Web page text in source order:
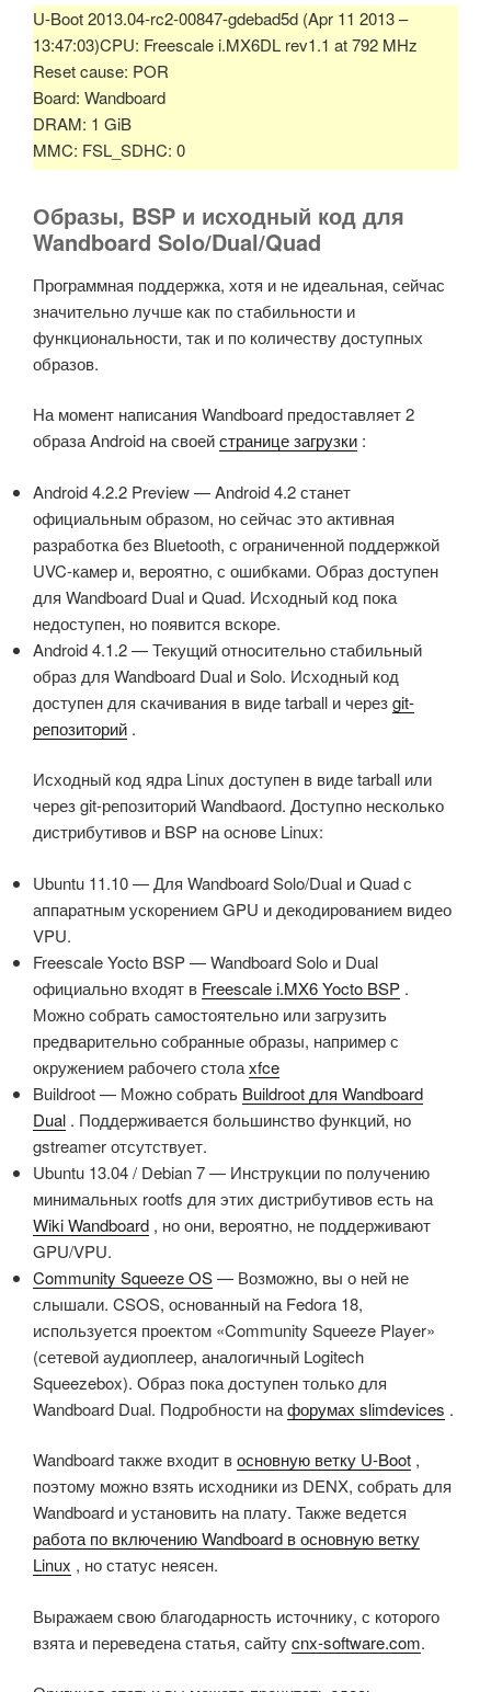
ipg per clock : 66000000Hz
uart clock : 80000000Hz
cspi clock : 60000000Hz
ahb clock : 132000000Hz
axi clock : 198000000Hz
emi_slow clock: 99000000Hz
ddr clock : 396000000Hz
usdhc2 clock : 198000000Hz
usdhc3 clock : 198000000Hz
usdhc4 clock : 198000000Hz
nfc clock : 24000000Hz
Board: i.MX6DL/Solo-WandBoard: unknown-board Board:
0x61011 [WDOG ]
Boot Device: SD
DRAM: 1 GB
MMC: FSL_USDHC: 0,FSL_USDHC: 1,FSL_USDHC: 2
environmentIn: serial
Out: serial
Err: serial
Gotr MAC = 00:1F:7B:B2:02:F4
Net: got MAC address from IIM: 00:1f:7b:b2:02:f4
FEC0 [PRIME]
Hit any key to stop autoboot: 0
kernel @ 10808000 (2289836)
ramdisk @ 11800000 (169948)
kernel cmdline:
console=ttymxc0,115200 init=/init
video=mxcfb0:dev=hdmi,1280x720M@60,ifStarting kernel
…[ 0.000000] Версия Linux 3.0.35 (root@edward-x220-
[ 0.000000] CPU: Процессор ARMv7 [412fc09a] ревизия
10 (ARMv7), cr=10c53c7d
[ 0.000000] CPU: Кэш данных VIPT без псевдонимов,
кэш инструкций VIPT с псевдонимами
[ 0.000000] Машина: Freescale i.MX 6DualLite/Solo
Wandboard
[ 0.000000] EDWARD: инициализация консоли RAM по
адресу 0x3ff00000
[ 0.000000] EDWARD: GPU_Reserved Memory
установлено в 184549376
[ 0.000000] EDWARD: gpumem инициализирован по
адресу 0x15000000
[ 0.000000] Политика памяти: ECC отключен, кэш
данных writealloc
[ 0.000000] CPU идентифицирован как i.MX6DL/SOLO,
ревизия кремния 1.1
[ 0.000000] PERCPU: Выделено 7 страниц/CPU
@80f67000 s5696 r8192 d14784 u32768
[ 0.000000] Построено 1 зональных списков в порядке
зон, группировка по мобильности включена. Всего
страниц: 0
console=ttymxc0,115200 init=/init video=mxce
[ 0.000000] Записи хэш-таблицы PID: 4096 (порядок: 2,
16384 байт)
[ 0.000000] Записи хэш-таблицы кэша dentry: 131072
(порядок: 7, 524288 байт)
(порядок: 6, 262144 байт)
[ 0.000000] Память: 80MB 511MB 212MB = 803MB всего
U-Boot 2013.04-rc2-00847-gdebad5d (Apr 11 2013 –
13:47:03)CPU: Freescale i.MX6DL rev1.1 at 792 MHz
Reset cause: POR
Board: Wandboard
DRAM: 1 GiB
MMC: FSL_SDHC: 0
*** Warning – bad CRC, using default environmentIn: serial
Err: serial
Net: FEC [PRIME]
Warning: FEC using MAC address from net deviceHit any
key to stop autoboot: 0
mmc0 is current device
reading boot.scr
reading uImage
3938036 bytes read in 183 ms (20.5 MiB/s)
reading imx6dl-wandboard.dtb
** Unable to read file imx6dl-wandboard.dtb **
## Booting kernel from Legacy Image at 12000000 …
Image Name: Linux-3.0.35-wandboard+yocto+g64
Image Type: ARM Linux Kernel Image (uncompressed)
Data Size: 3937972 Bytes = 3.8 MiB
Load Address: 10008000
Entry Point: 10008000
Verifying Checksum … OK
Loading Kernel Image … OK
Версия Linux 3.0.35-wandboard+yocto+g64fee2d (
[email protected]
(ARMv7), cr=10c53c7d
CPU: VIPT неалиасинговый кэш данных, VIPT
алиасинговый кэш инструкций
Машина: Wandboard
Политика памяти: ECC отключена, кэш данных с
выделением записи
CPU идентифицирован как i.MX6DL/SOLO, ревизия
кристалла 1.1
PERCPU: Встроено 7 страниц/CPU @8135d000 s5440
r8192 d15040 u32768
Построено 1 зонных списков в порядке Zone,
группировка по мобильности включена. Всего страниц:
215040
Параметры ядра: console=ttymxc0,115200
root=/dev/mmcblk0p2 rootwait rw
Записи хэш-таблицы PID: 4096 (порядок: 2, 16384 байт)
Записи хэш-таблицы кэша dentry: 131072 (порядок: 7,
524288 байт)
Записи хэш-таблицы кэша inode: 65536 (порядок: 6,
262144 байт)
Память: 80MB + 768MB = 848MB всего
зарезервировано, 0K highmem
Виртуальная компоновка памяти ядра:
vector : 0xffff0000 – 0xffff1000 ( 4 kB)
fixmap : 0xfff00000 – 0xfffe0000 ( 896 kB)
DMA : 0xfbe00000 – 0xffe00000 ( 64 MB)
lowmem : 0x80000000 – 0xc0000000 (1024 MB)
pkmap : 0x7fe00000 – 0x80000000 ( 2 MB)
Образы, BSP и исходный код для
Wandboard Solo/Dual/Quad
Программная поддержка, хотя и не идеальная, сейчас
значительно лучше как по стабильности и
функциональности, так и по количеству доступных
образов.
На момент написания Wandboard предоставляет 2
образа Android на своейстранице загрузки :
Android 4.2.2 Preview — Android 4.2 станет
официальным образом, но сейчас это активная
разработка без Bluetooth, с ограниченной поддержкой
UVC-камер и, вероятно, с ошибками. Образ доступен
для Wandboard Dual и Quad. Исходный код пока
недоступен, но появится вскоре.
Android 4.1.2 — Текущий относительно стабильный
образ для Wandboard Dual и Solo. Исходный код
доступен для скачивания в виде tarball и черезgit-
репозиторий .
Исходный код ядра Linux доступен в виде tarball или
через git-репозиторий Wandbaord. Доступно несколько
дистрибутивов и BSP на основе Linux:
Ubuntu 11.10 — Для Wandboard Solo/Dual и Quad с
аппаратным ускорением GPU и декодированием видео
VPU.
Freescale Yocto BSP — Wandboard Solo и Dual
официально входят в Freescale i.MX6 Yocto BSP .
Можно собрать самостоятельно или загрузить
предварительно собранные образы, например с
окружением рабочего столаxfce
Buildroot — Можно собрать Buildroot для Wandboard
Dual . Поддерживается большинство функций, но
gstreamer отсутствует.
Ubuntu 13.04 / Debian 7 — Инструкции по получению
минимальных rootfs для этих дистрибутивов есть на
Wiki Wandboard , но они, вероятно, не поддерживают
GPU/VPU.
Community Squeeze OS— Возможно, вы о ней не
слышали. CSOS, основанный на Fedora 18,
используется проектом «Community Squeeze Player»
(сетевой аудиоплеер, аналогичный Logitech
Squeezebox). Образ пока доступен только для
Wandboard Dual. Подробности нафорумах slimdevices .
Wandboard также входит восновную ветку U-Boot ,
поэтому можно взять исходники из DENX, собрать для
Wandboard и установить на плату. Также ведется
работа по включению Wandboard в основную ветку
Linux , но статус неясен.
Выражаем свою благодарность источнику, с которого
взята и переведена статья, сайтуcnx-software.com.